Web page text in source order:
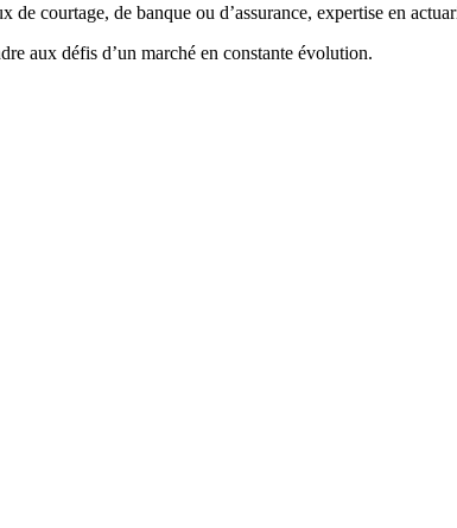
courtage, de banque ou d’assurance, expertise en
aux défis d’un marché en constante évolution.